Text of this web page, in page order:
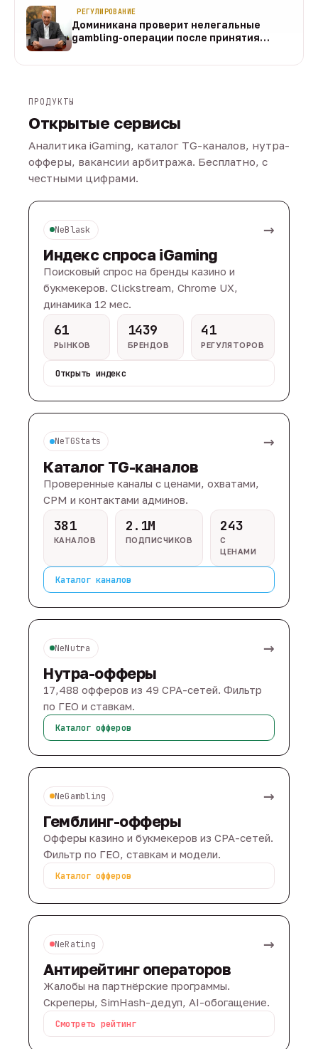
РЕГУЛИРОВАНИЕ
Доминикана проверит нелегальные
gambling-операции после принятия
ПРОДУКТЫ
Открытые сервисы
Аналитика iGaming, каталог TG-каналов, нутра-
офферы, вакансии арбитража. Бесплатно, с
честными цифрами.
NeBlask →
Индекс спроса iGaming
Поисковый спрос на бренды казино и
букмекеров. Clickstream, Chrome UX,
динамика 12 мес.
61
РЫНКОВ
1439
БРЕНДОВ
41
РЕГУЛЯТОРОВ
Открыть индекс
NeTGStats →
Каталог TG-каналов
Проверенные каналы с ценами, охватами,
CPM и контактами админов.
381
КАНАЛОВ
2.1M
ПОДПИСЧИКОВ
243
С
ЦЕНАМИ
Каталог каналов
NeNutra →
Нутра-офферы
17,488 офферов из 49 CPA-сетей. Фильтр
по ГЕО и ставкам.
Каталог офферов
NeGambling →
Гемблинг-офферы
Офферы казино и букмекеров из CPA-сетей.
Фильтр по ГЕО, ставкам и модели.
Каталог офферов
NeRating →
Антирейтинг операторов
Жалобы на партнёрские программы.
Скреперы, SimHash-дедуп, AI-обогащение.
Смотреть рейтинг